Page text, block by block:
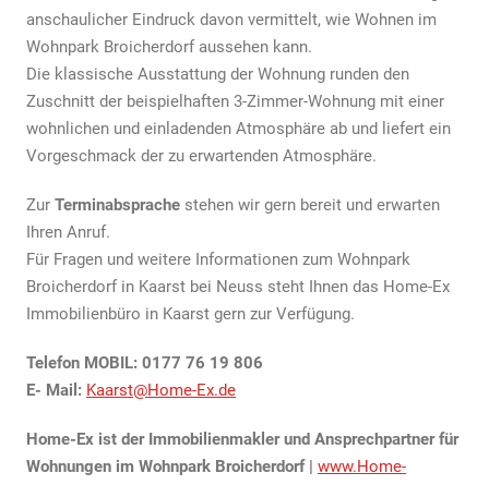
anschaulicher Eindruck davon vermittelt, wie Wohnen im
Wohnpark Broicherdorf aussehen kann.
Die klassische Ausstattung der Wohnung runden den
Zuschnitt der beispielhaften 3-Zimmer-Wohnung mit einer
wohnlichen und einladenden Atmosphäre ab und liefert ein
Vorgeschmack der zu erwartenden Atmosphäre.
Zur Terminabsprache stehen wir gern bereit und erwarten
Ihren Anruf.
Für Fragen und weitere Informationen zum Wohnpark
Broicherdorf in Kaarst bei Neuss steht Ihnen das Home-Ex
Immobilienbüro in Kaarst gern zur Verfügung.
Telefon MOBIL: 0177 76 19 806
E- Mail: Kaarst@Home-Ex.de
Home-Ex ist der Immobilienmakler und Ansprechpartner für
Wohnungen im Wohnpark Broicherdorf | www.Home-